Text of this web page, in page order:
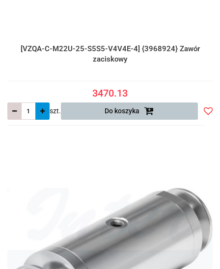
[VZQA-C-M22U-25-S5S5-V4V4E-4] {3968924} Zawór
zaciskowy
3470.13
szt. Do koszyka